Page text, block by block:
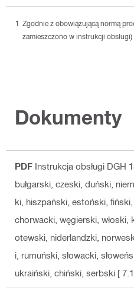
Zgodnie z obowiązującą normą
zamieszczono w instrukcji obsługi)
Dokumenty
PDF Instrukcja obsługi DGH
bułgarski, czeski, duński,
ki, hiszpański, estoński,
chorwacki, węgierski, włoski,
otewski, niderlandzki,
i, rumuński, słowacki,
ukraiński, chiński, serbski [